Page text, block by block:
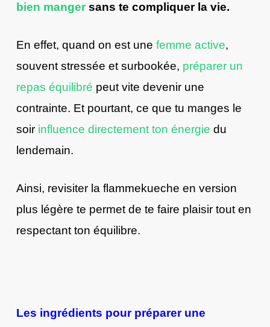
bien mangersans te compliquer la vie.
En effet, quand on est une femme active,
souvent stressée et surbookée, préparer un
repas équilibré peut vite devenir une
contrainte. Et pourtant, ce que tu manges le
soirinfluence directement ton énergie du
lendemain.
Ainsi, revisiter la flammekueche en version
plus légère te permet de te faire plaisir tout en
respectant ton équilibre.
Les ingrédients pour préparer une